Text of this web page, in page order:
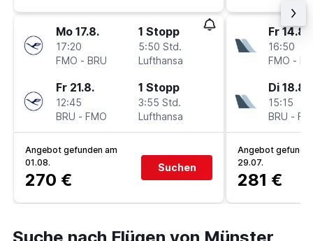
Mo 17.8.
17:20
FMO - BRU
1 Stopp
5:50 Std.
Lufthansa
Fr 21.8.
12:45
BRU - FMO
1 Stopp
3:55 Std.
Lufthansa
Angebot gefunden am
01.08.
270 €
Suchen
Fr 14.8.
16:50
FMO -
Di 18.8.
15:15
BRU -
Angebot
29.07.
281 €